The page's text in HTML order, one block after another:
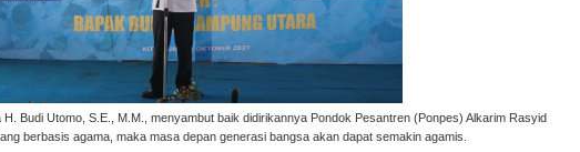
Budi Utomo, S.E., M.M., menyambut baik didirikannya Pondok Pesantren (Ponpes) Alkarim Rasyid
berbasis agama, maka masa depan generasi bangsa akan dapat semakin agamis.